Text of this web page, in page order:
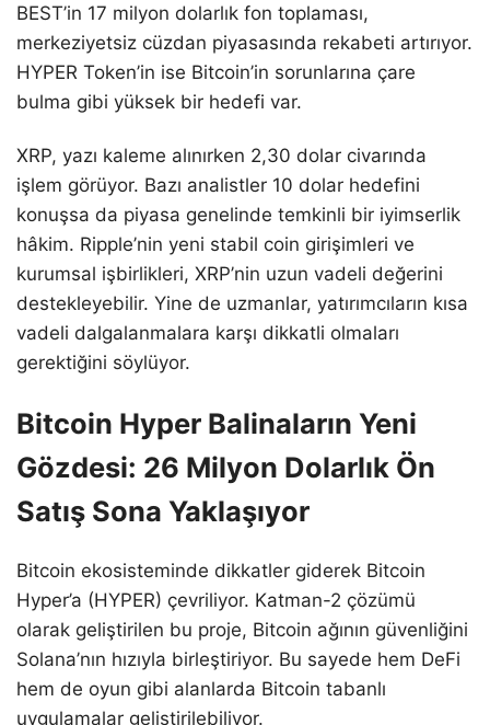
BEST’in 17 milyon dolarlık fon toplaması,
merkeziyetsiz cüzdan piyasasında rekabeti artırıyor.
HYPER Token’in ise Bitcoin’in sorunlarına çare
bulma gibi yüksek bir hedefi var.
XRP, yazı kaleme alınırken 2,30 dolar civarında
işlem görüyor. Bazı analistler 10 dolar hedefini
konuşsa da piyasa genelinde temkinli bir iyimserlik
hâkim. Ripple’nin yeni stabil coin girişimleri ve
kurumsal işbirlikleri, XRP’nin uzun vadeli değerini
destekleyebilir. Yine de uzmanlar, yatırımcıların kısa
vadeli dalgalanmalara karşı dikkatli olmaları
gerektiğini söylüyor.
Bitcoin Hyper Balinaların Yeni
Gözdesi: 26 Milyon Dolarlık Ön
Satış Sona Yaklaşıyor
Bitcoin ekosisteminde dikkatler giderek Bitcoin
Hyper’a (HYPER) çevriliyor. Katman-2 çözümü
olarak geliştirilen bu proje, Bitcoin ağının güvenliğini
Solana’nın hızıyla birleştiriyor. Bu sayede hem DeFi
hem de oyun gibi alanlarda Bitcoin tabanlı
uygulamalar geliştirilebiliyor.